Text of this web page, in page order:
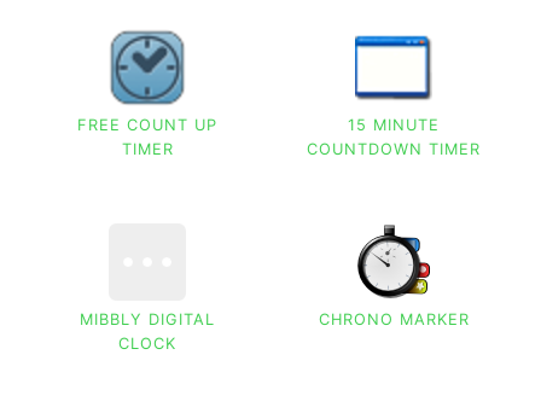
FREE COUNT UP
TIMER
15 MINUTE
COUNTDOWN TIMER
MIBBLY DIGITAL
CLOCK
CHRONO MARKER